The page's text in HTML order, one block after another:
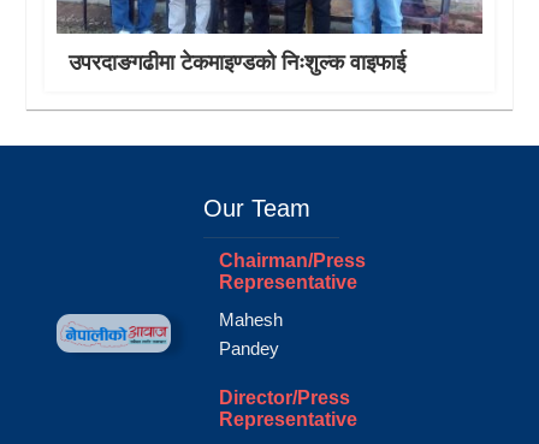
उपरदाङगढीमा टेकमाइण्डको निःशुल्क वाइफाई
Our Team
Chairman/Press
Representative
Mahesh
Pandey
Director/Press
Representative